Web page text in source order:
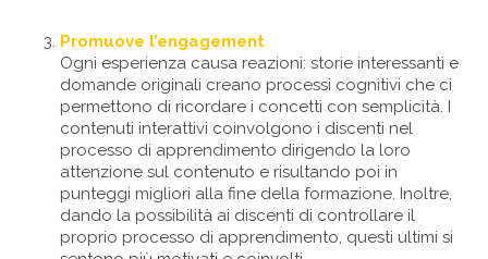
Promuove l’engagement
Ogni esperienza causa reazioni: storie interessanti e
domande originali creano processi cognitivi che ci
permettono di ricordare i concetti con semplicità. I
contenuti interattivi coinvolgono i discenti nel
processo di apprendimento dirigendo la loro
attenzione sul contenuto e risultando poi in
punteggi migliori alla fine della formazione. Inoltre,
dando la possibilità ai discenti di controllare il
proprio processo di apprendimento, questi ultimi si